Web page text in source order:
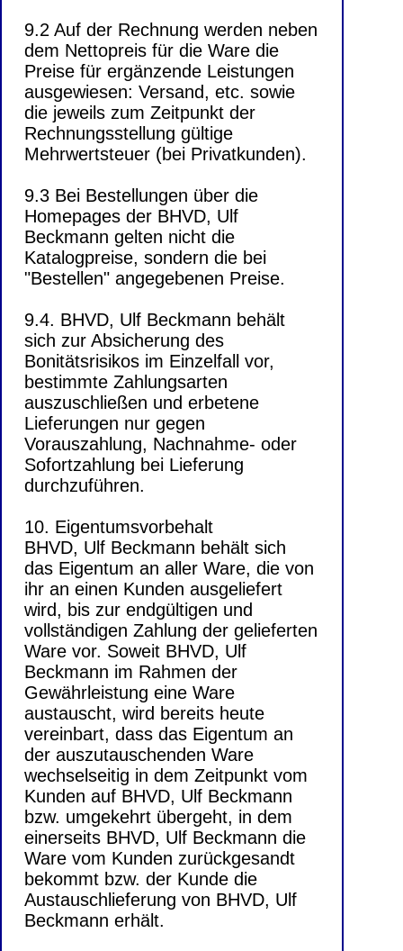
9.2 Auf der Rechnung werden neben
dem Nettopreis für die Ware die
Preise für ergänzende Leistungen
ausgewiesen: Versand, etc. sowie
die jeweils zum Zeitpunkt der
Rechnungsstellung gültige
Mehrwertsteuer (bei Privatkunden).
9.3 Bei Bestellungen über die
Homepages der BHVD, Ulf
Beckmann gelten nicht die
Katalogpreise, sondern die bei
"Bestellen" angegebenen Preise.
9.4. BHVD, Ulf Beckmann behält
sich zur Absicherung des
Bonitätsrisikos im Einzelfall vor,
bestimmte Zahlungsarten
auszuschließen und erbetene
Lieferungen nur gegen
Vorauszahlung, Nachnahme- oder
Sofortzahlung bei Lieferung
durchzuführen.
10. Eigentumsvorbehalt
BHVD, Ulf Beckmann behält sich
das Eigentum an aller Ware, die von
ihr an einen Kunden ausgeliefert
wird, bis zur endgültigen und
vollständigen Zahlung der gelieferten
Ware vor. Soweit BHVD, Ulf
Beckmann im Rahmen der
Gewährleistung eine Ware
austauscht, wird bereits heute
vereinbart, dass das Eigentum an
der auszutauschenden Ware
wechselseitig in dem Zeitpunkt vom
Kunden auf BHVD, Ulf Beckmann
bzw. umgekehrt übergeht, in dem
einerseits BHVD, Ulf Beckmann die
Ware vom Kunden zurückgesandt
bekommt bzw. der Kunde die
Austauschlieferung von BHVD, Ulf
Beckmann erhält.